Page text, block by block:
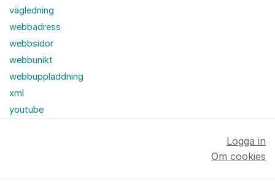
vägledning
webbadress
webbsidor
webbunikt
webbuppladdning
xml
youtube
Logga in
Om cookies